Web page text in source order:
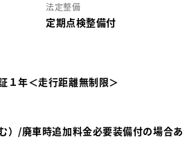
法定整備
定期点検整備付
１年＜走行距離無制限＞
）/廃車時追加料金必要装備付の場合あ